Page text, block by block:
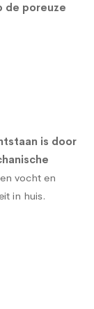
de poreuze
is door
vocht en
in huis.